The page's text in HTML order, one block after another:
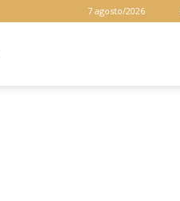
7 agosto/2026